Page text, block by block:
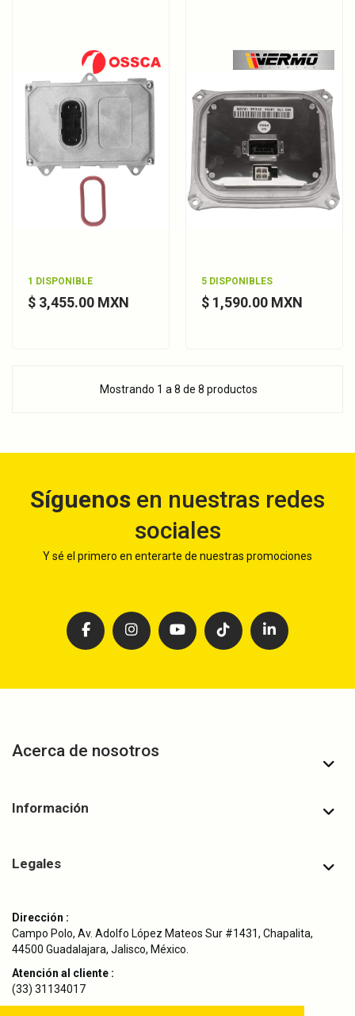
1 DISPONIBLE
$ 3,455.00 MXN
5 DISPONIBLES
$ 1,590.00 MXN
Mostrando 1 a 8 de 8 productos
Síguenos en nuestras redes
sociales
Y sé el primero en enterarte de nuestras promociones
Acerca de nosotros
Información
Legales
Dirección :
Campo Polo, Av. Adolfo López Mateos Sur #1431, Chapalita,
44500 Guadalajara, Jalisco, México.
Atención al cliente :
(33) 31134017